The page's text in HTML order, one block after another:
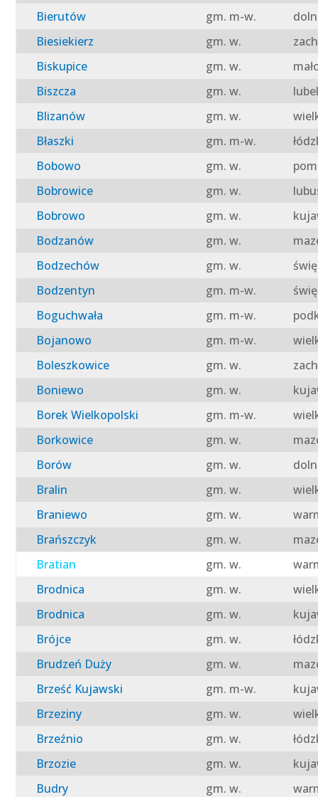
Bierutów
gm. m-w.
Biesiekierz
gm. w.
Biskupice
gm. w.
Biszcza
gm. w.
Blizanów
gm. w.
Błaszki
gm. m-w.
Bobowo
gm. w.
Bobrowice
gm. w.
Bobrowo
gm. w.
Bodzanów
gm. w.
Bodzechów
gm. w.
Bodzentyn
gm. m-w.
Boguchwała
gm. m-w.
Bojanowo
gm. m-w.
Boleszkowice
gm. w.
Boniewo
gm. w.
Borek Wielkopolski
gm. m-w.
Borkowice
gm. w.
Borów
gm. w.
Bralin
gm. w.
Braniewo
gm. w.
Brańszczyk
gm. w.
Bratian
gm. w.
Brodnica
gm. w.
Brodnica
gm. w.
Brójce
gm. w.
Brudzeń Duży
gm. w.
Brześć Kujawski
gm. m-w.
Brzeziny
gm. w.
Brzeźnio
gm. w.
Brzozie
gm. w.
Budry
gm. w.